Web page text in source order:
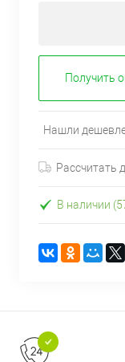
Получить
Нашли
Рассчитать
В наличии